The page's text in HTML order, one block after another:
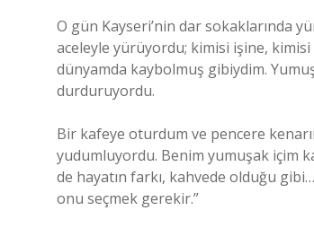
O gün Kayseri’nin dar sokaklarında
aceleyle yürüyordu; kimisi işine, kimisi
dünyamda kaybolmuş gibiydim.
durduruyordu.
Bir kafeye oturdum ve pencere
yudumluyordu. Benim yumuşak içim
de hayatın farkı, kahvede olduğu
onu seçmek gerekir.”